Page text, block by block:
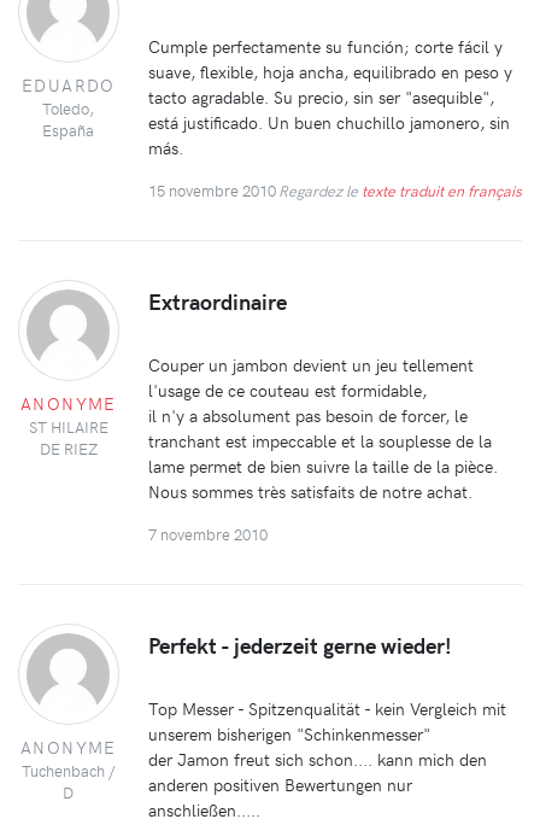
EDUARDO
Toledo,
España
Cumple perfectamente su función; corte fácil y
suave, flexible, hoja ancha, equilibrado en peso y
tacto agradable. Su precio, sin ser "asequible",
está justificado. Un buen chuchillo jamonero, sin
más.
15 novembre 2010 Regardez le texte traduit en français
ANONYME
ST HILAIRE
DE RIEZ
Extraordinaire
Couper un jambon devient un jeu tellement
l'usage de ce couteau est formidable,
il n'y a absolument pas besoin de forcer, le
tranchant est impeccable et la souplesse de la
lame permet de bien suivre la taille de la pièce.
Nous sommes très satisfaits de notre achat.
7 novembre 2010
ANONYME
Tuchenbach /
D
Perfekt - jederzeit gerne wieder!
Top Messer - Spitzenqualität - kein Vergleich mit
unserem bisherigen "Schinkenmesser"
der Jamon freut sich schon.... kann mich den
anderen positiven Bewertungen nur
anschließen.....